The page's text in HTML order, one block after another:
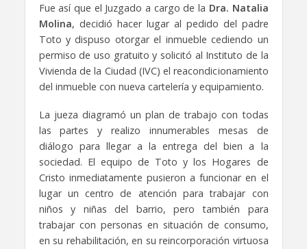
Fue así que el Juzgado a cargo de la Dra. Natalia
Molina, decidió hacer lugar al pedido del padre
Toto y dispuso otorgar el inmueble cediendo un
permiso de uso gratuito y solicitó al Instituto de la
Vivienda de la Ciudad (IVC) el reacondicionamiento
del inmueble con nueva cartelería y equipamiento.
La jueza diagramó un plan de trabajo con todas
las partes y realizo innumerables mesas de
diálogo para llegar a la entrega del bien a la
sociedad. El equipo de Toto y los Hogares de
Cristo inmediatamente pusieron a funcionar en el
lugar un centro de atención para trabajar con
niños y niñas del barrio, pero también para
trabajar con personas en situación de consumo,
en su rehabilitación, en su reincorporación virtuosa